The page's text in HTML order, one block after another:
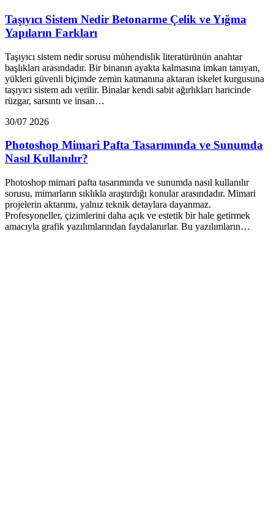
Taşıyıcı Sistem Nedir Betonarme Çelik ve Yığma
Yapıların Farkları
Taşıyıcı sistem nedir sorusu mühendislik literatürünün anahtar
başlıkları arasındadır. Bir binanın ayakta kalmasına imkan tanıyan,
yükleri güvenli biçimde zemin katmanına aktaran iskelet kurgusuna
taşıyıcı sistem adı verilir. Binalar kendi sabit ağırlıkları haricinde
rüzgar, sarsıntı ve insan…
30/07 2026
Photoshop Mimari Pafta Tasarımında ve Sunumda
Nasıl Kullanılır?
Photoshop mimari pafta tasarımında ve sunumda nasıl kullanılır
sorusu, mimarların sıklıkla araştırdığı konular arasındadır. Mimari
projelerin aktarımı, yalnız teknik detaylara dayanmaz.
Profesyoneller, çizimlerini daha açık ve estetik bir hale getirmek
amacıyla grafik yazılımlarından faydalanırlar. Bu yazılımların…